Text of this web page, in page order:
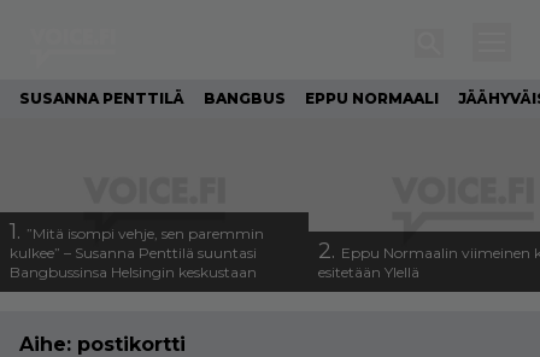
SUSANNA PENTTILÄ BANGBUS EPPU NORMAALI
1. ”Mitä isompi vehje, sen paremmin
kulkee” – Susanna Penttilä suuntasi
Bangbussinsa Helsingin keskustaan
2. Eppu Normaalin viimeinen
esitetään Ylellä
Aihe: postikortti